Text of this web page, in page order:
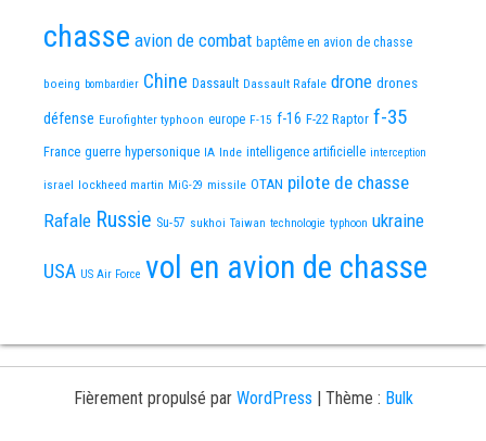
chasse avion de combat baptême en avion de chasse
boeing bombardier Chine Dassault Dassault Rafale drone drones
défense Eurofighter typhoon europe F-15 f-16 F-22 Raptor f-35
France guerre hypersonique IA Inde intelligence artificielle interception
israel lockheed martin MiG-29 missile OTAN pilote de chasse
Rafale Russie Su-57 sukhoi Taiwan technologie typhoon ukraine
USA US Air Force vol en avion de chasse
Fièrement propulsé par WordPress | Thème : Bulk